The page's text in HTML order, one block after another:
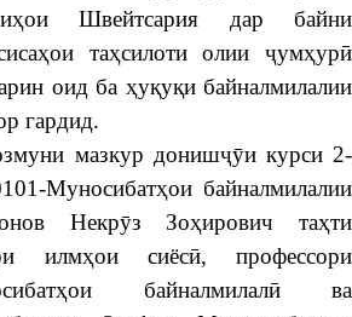
Швейтсария дар байни
таҳсилоти олии ҷумҳурӣ
оид ба ҳуқуқи байналмилалии
гардид.
мазкур донишҷӯи курси 2-
Муносибатҳои байналмилалии
Некрӯз Зоҳирович таҳти
илмҳои сиёсӣ, профессори
байналмилалӣ ва